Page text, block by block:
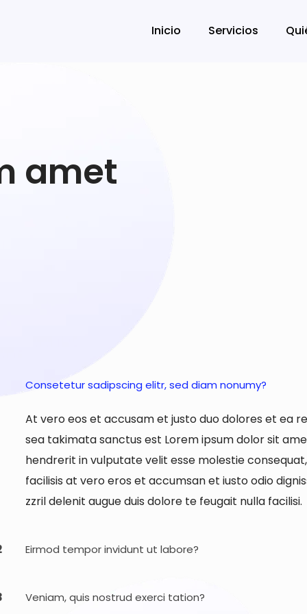
Inicio Servicios
amet
Consetetur sadipscing elitr, sed diam nonumy?
At vero eos et accusam et justo duo dolores et ea
sea takimata sanctus est Lorem ipsum dolor sit
hendrerit in vulputate velit esse molestie
facilisis at vero eros et accumsan et iusto odio
zzril delenit augue duis dolore te feugait nulla facilisi.
Eirmod tempor invidunt ut labore?
Veniam, quis nostrud exerci tation?